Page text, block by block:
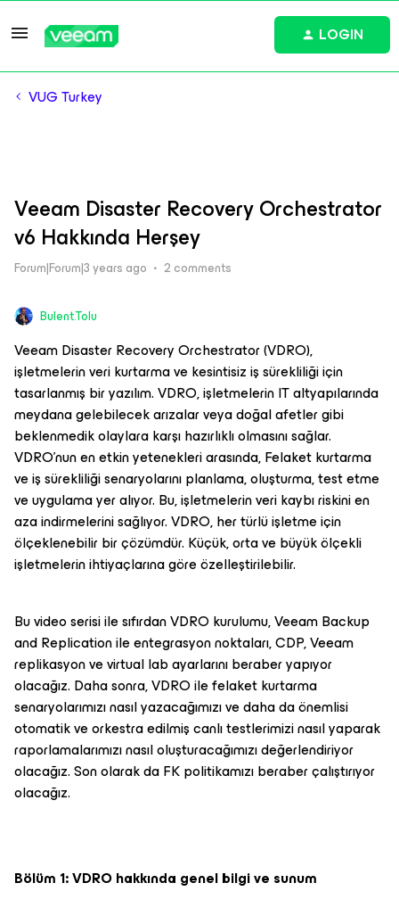
LOGIN
VUG Turkey
Veeam Disaster Recovery Orchestrator
v6 Hakkında Herşey
Forum|Forum|3 years ago 2 comments
Bulent.Tolu
Veeam Disaster Recovery Orchestrator (VDRO),
işletmelerin veri kurtarma ve kesintisiz iş sürekliliği için
tasarlanmış bir yazılım. VDRO, işletmelerin IT altyapılarında
meydana gelebilecek arızalar veya doğal afetler gibi
beklenmedik olaylara karşı hazırlıklı olmasını sağlar.
VDRO'nun en etkin yetenekleri arasında, Felaket kurtarma
ve iş sürekliliği senaryolarını planlama, oluşturma, test etme
ve uygulama yer alıyor. Bu, işletmelerin veri kaybı riskini en
aza indirmelerini sağlıyor. VDRO, her türlü işletme için
ölçeklenebilir bir çözümdür. Küçük, orta ve büyük ölçekli
işletmelerin ihtiyaçlarına göre özelleştirilebilir.
Bu video serisi ile sıfırdan VDRO kurulumu, Veeam Backup
and Replication ile entegrasyon noktaları, CDP, Veeam
replikasyon ve virtual lab ayarlarını beraber yapıyor
olacağız. Daha sonra, VDRO ile felaket kurtarma
senaryolarımızı nasıl yazacağımızı ve daha da önemlisi
otomatik ve orkestra edilmiş canlı testlerimizi nasıl yaparak
raporlamalarımızı nasıl oluşturacağımızı değerlendiriyor
olacağız. Son olarak da FK politikamızı beraber çalıştırıyor
olacağız.
Bölüm 1: VDRO hakkında genel bilgi ve sunum